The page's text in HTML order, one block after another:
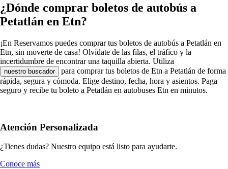
¿Dónde comprar boletos de autobús a
Petatlán en Etn?
¡En Reservamos puedes comprar tus boletos de autobús a Petatlán en
Etn, sin moverte de casa! Olvídate de las filas, el tráfico y la
incertidumbre de encontrar una taquilla abierta. Utiliza
nuestro buscador
para comprar tus boletos de Etn a Petatlán de forma
rápida, segura y cómoda. Elige destino, fecha, hora y asientos. Paga
seguro y recibe tu boleto a Petatlán en autobuses Etn en minutos.
Atención Personalizada
¿Tienes dudas? Nuestro equipo está listo para ayudarte.
Conoce más